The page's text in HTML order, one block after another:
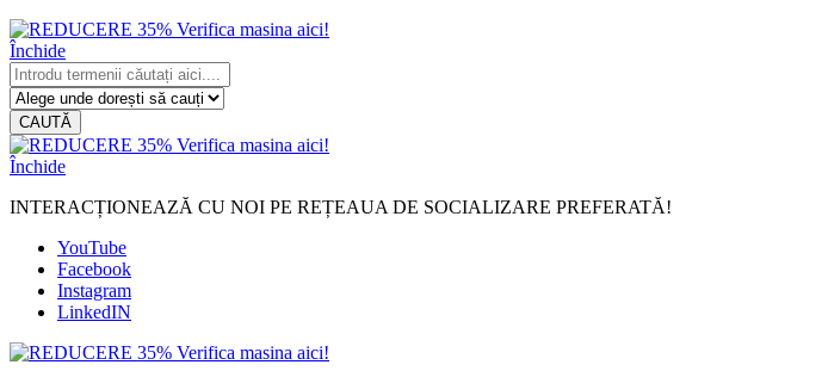
Închide
CAUTĂ
Închide
INTERACȚIONEAZĂ CU NOI PE REȚEAUA DE SOCIALIZARE PREFERATĂ!
YouTube
Facebook
Instagram
LinkedIN